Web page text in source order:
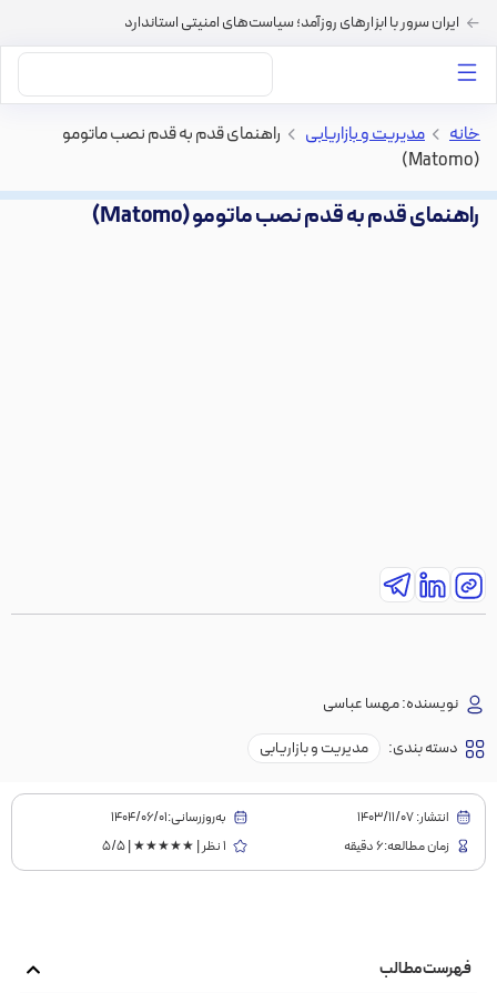
ایران سرور با ابزارهای روزآمد؛ سیاست‌های امنیتی استاندارد
خانه > مدیریت و بازاریابی > راهنمای قدم به قدم نصب ماتومو
(Matomo)
راهنمای قدم به قدم نصب ماتومو (Matomo)
نویسنده:مهسا عباسی
دسته بندی:
مدیریت و بازاریابی
انتشار:1403/11/07
به‌روز‌رسانی:۱۴۰۴/۰۶/۰۱
زمان مطالعه:6 دقیقه
1 نظر | ★★★★★ | 5/5
فهرست مطالب